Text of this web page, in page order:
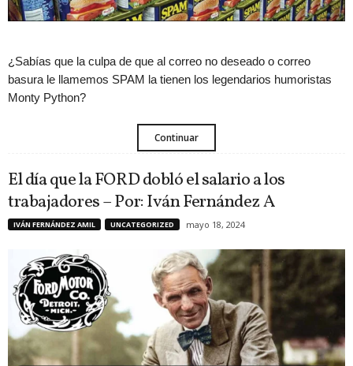
¿Sabías que la culpa de que al correo no deseado o correo
basura le llamemos SPAM la tienen los legendarios humoristas
Monty Python?
Continuar
El día que la FORD dobló el salario a los
trabajadores – Por: Iván Fernández A
IVÁN FERNÁNDEZ AMIL UNCATEGORIZED mayo 18, 2024